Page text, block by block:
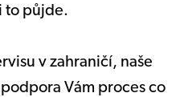
to půjde.
v zahraničí, naše
Vám proces co